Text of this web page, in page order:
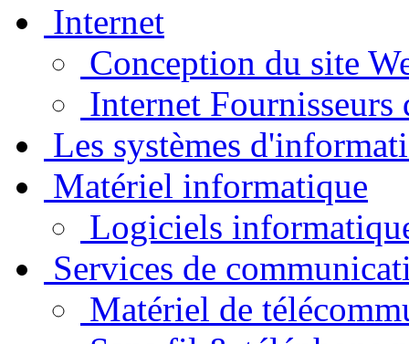
Internet
Conception du site
Internet
Les systèmes
Matériel informatique
Logiciels
Services de
Matériel de